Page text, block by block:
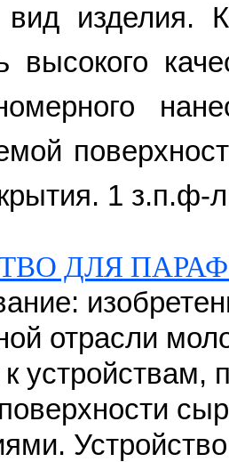
изделия.
высокого
1 з.п.ф-
ДЛЯ
отрасли
к